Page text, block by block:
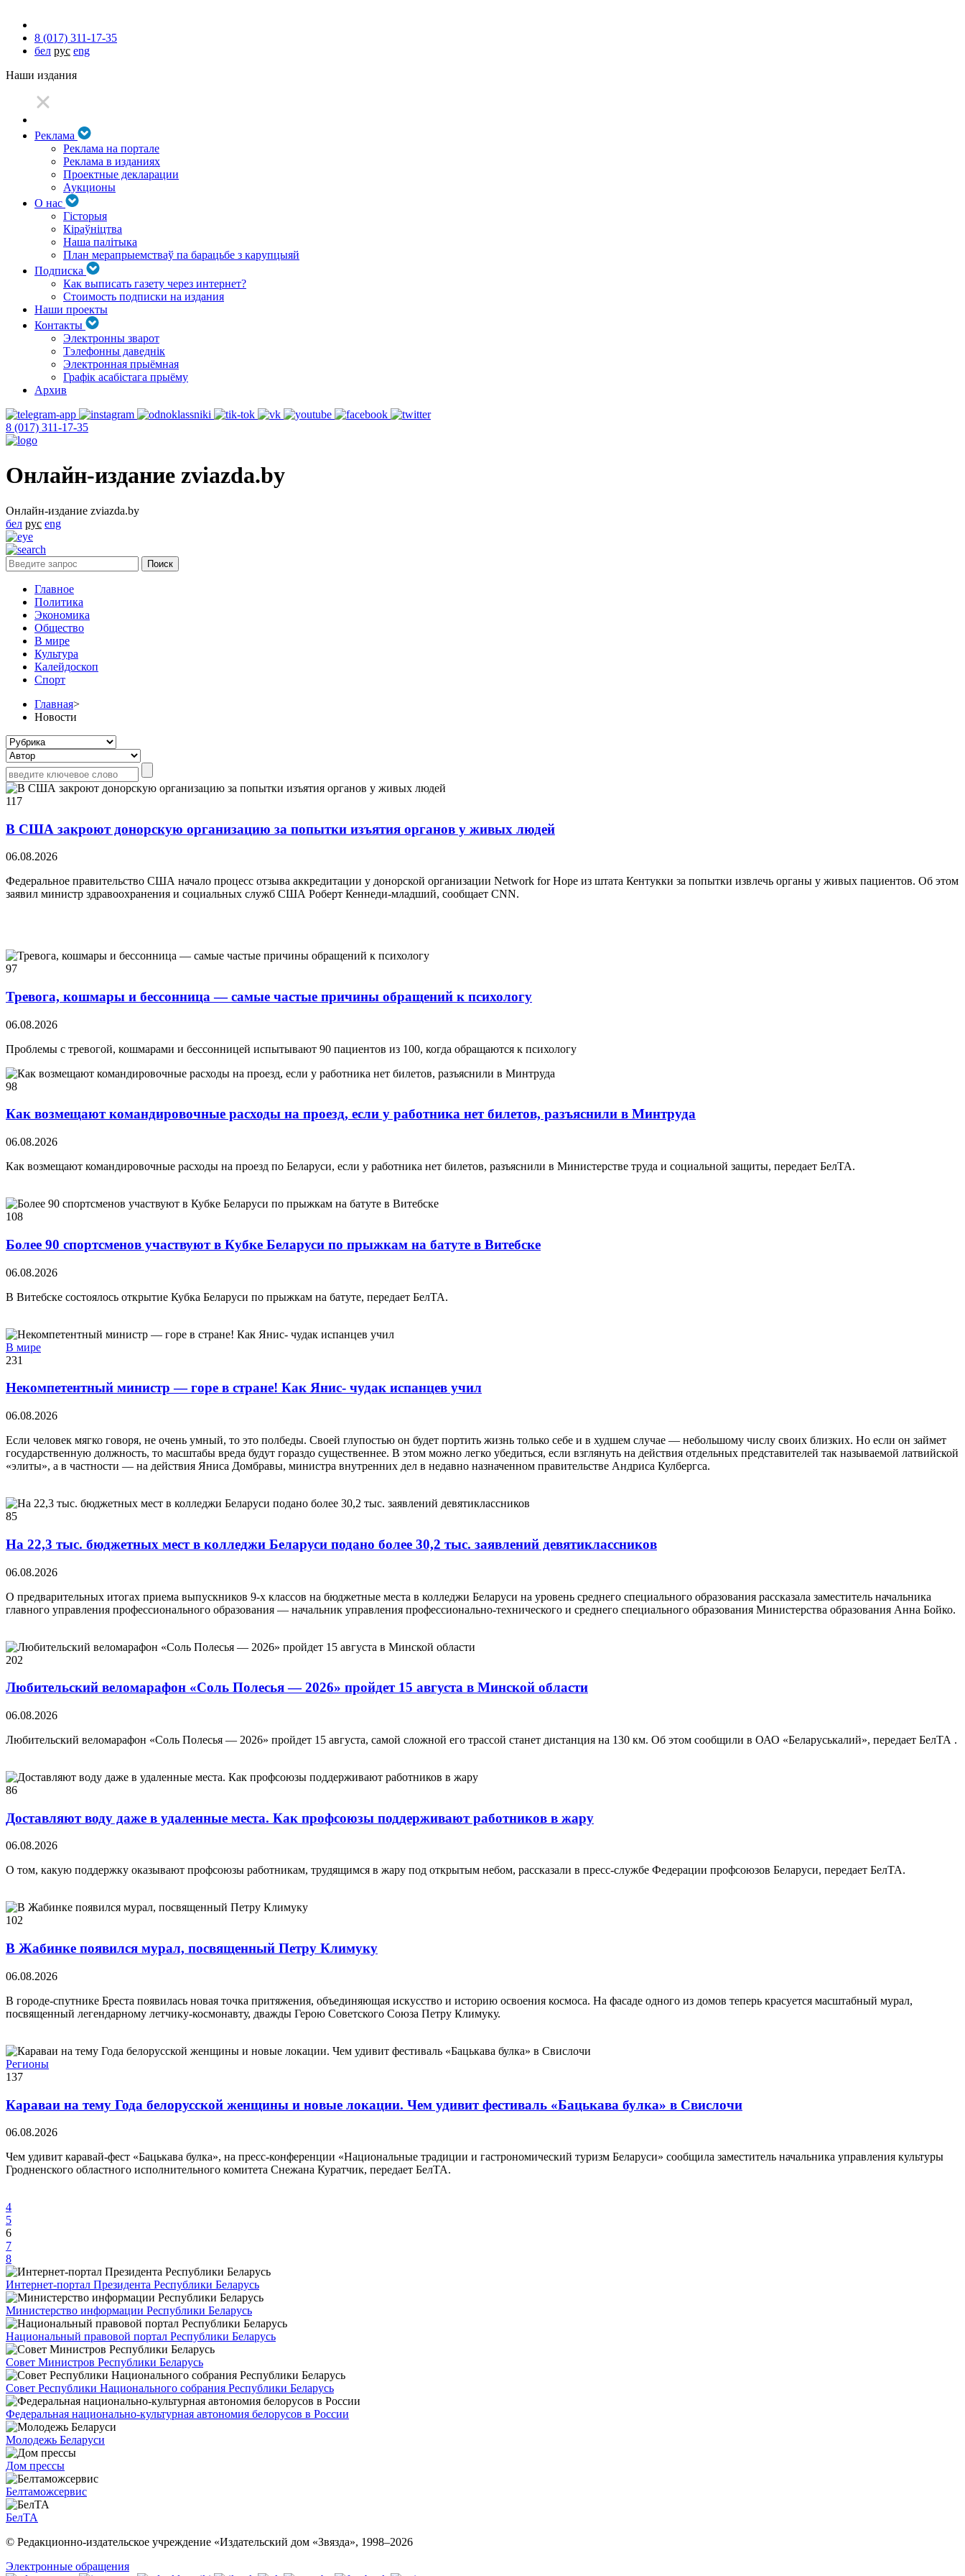
8 (017) 311-17-35
бел рус eng
Наши издания
Реклама
Реклама на портале
Реклама в изданиях
Проектные декларации
Аукционы
О нас
Гісторыя
Кіраўніцтва
Наша палітыка
План мерапрыемстваў па барацьбе з карупцыяй
Подписка
Как выписать газету через интернет?
Стоимость подписки на издания
Наши проекты
Контакты
Электронны зварот
Тэлефонны даведнік
Электронная прыёмная
Графік асабістага прыёму
Архив
8 (017) 311-17-35
Онлайн-издание zviazda.by
Онлайн-издание zviazda.by
бел рус eng
Главное
Политика
Экономика
Общество
В мире
Культура
Калейдоскоп
Спорт
Главная>
Новости
117
В США закроют донорскую организацию за попытки изъятия органов у живых людей
06.08.2026
Федеральное правительство США начало процесс отзыва аккредитации у донорской организации Network for Hope из штата Кентукки за попытки извлечь органы у живых пациентов. Об этом
заявил министр здравоохранения и социальных служб США Роберт Кеннеди-младший, сообщает CNN.
97
Тревога, кошмары и бессонница — самые частые причины обращений к психологу
06.08.2026
Проблемы с тревогой, кошмарами и бессонницей испытывают 90 пациентов из 100, когда обращаются к психологу
98
Как возмещают командировочные расходы на проезд, если у работника нет билетов, разъяснили в Минтруда
06.08.2026
Как возмещают командировочные расходы на проезд по Беларуси, если у работника нет билетов, разъяснили в Министерстве труда и социальной защиты, передает БелТА.
108
Более 90 спортсменов участвуют в Кубке Беларуси по прыжкам на батуте в Витебске
06.08.2026
В Витебске состоялось открытие Кубка Беларуси по прыжкам на батуте, передает БелТА.
В мире
231
Некомпетентный министр — горе в стране! Как Янис- чудак испанцев учил
06.08.2026
Если человек мягко говоря, не очень умный, то это полбеды. Своей глупостью он будет портить жизнь только себе и в худшем случае — небольшому числу своих близких. Но если он займет
государственную должность, то масштабы вреда будут гораздо существеннее. В этом можно легко убедиться, если взглянуть на действия отдельных представителей так называемой латвийской
«элиты», а в частности — на действия Яниса Домбравы, министра внутренних дел в недавно назначенном правительстве Андриса Кулбергса.
85
На 22,3 тыс. бюджетных мест в колледжи Беларуси подано более 30,2 тыс. заявлений девятиклассников
06.08.2026
О предварительных итогах приема выпускников 9-х классов на бюджетные места в колледжи Беларуси на уровень среднего специального образования рассказала заместитель начальника
главного управления профессионального образования — начальник управления профессионально-технического и среднего специального образования Министерства образования Анна Бойко.
202
Любительский веломарафон «Соль Полесья — 2026» пройдет 15 августа в Минской области
06.08.2026
Любительский веломарафон «Соль Полесья — 2026» пройдет 15 августа, самой сложной его трассой станет дистанция на 130 км. Об этом сообщили в ОАО «Беларуськалий», передает БелТА .
86
Доставляют воду даже в удаленные места. Как профсоюзы поддерживают работников в жару
06.08.2026
О том, какую поддержку оказывают профсоюзы работникам, трудящимся в жару под открытым небом, рассказали в пресс-службе Федерации профсоюзов Беларуси, передает БелТА.
102
В Жабинке появился мурал, посвященный Петру Климуку
06.08.2026
В городе-спутнике Бреста появилась новая точка притяжения, объединяющая искусство и историю освоения космоса. На фасаде одного из домов теперь красуется масштабный мурал,
посвященный легендарному летчику-космонавту, дважды Герою Советского Союза Петру Климуку.
Регионы
137
Караваи на тему Года белорусской женщины и новые локации. Чем удивит фестиваль «Бацькава булка» в Свислочи
06.08.2026
Чем удивит каравай-фест «Бацькава булка», на пресс-конференции «Национальные традиции и гастрономический туризм Беларуси» сообщила заместитель начальника управления культуры
Гродненского областного исполнительного комитета Снежана Куратчик, передает БелТА.
4
5
6
7
8
Интернет-портал Президента Республики Беларусь
Министерство информации Республики Беларусь
Национальный правовой портал Республики Беларусь
Совет Министров Республики Беларусь
Совет Республики Национального собрания Республики Беларусь
Федеральная национально-культурная автономия белорусов в России
Молодежь Беларуси
Дом прессы
Белтаможсервис
БелТА
© Редакционно-издательское учреждение «Издательский дом «Звязда», 1998–2026
Электронные обращения